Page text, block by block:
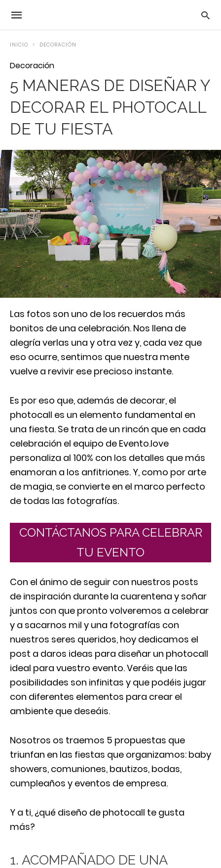
INICIO DECORACIÓN
Decoración
5 MANERAS DE DISEÑAR Y
DECORAR EL PHOTOCALL
DE TU FIESTA
Las fotos son uno de los recuerdos más
bonitos de una celebración. Nos llena de
alegría verlas una y otra vez y, cada vez que
eso ocurre, sentimos que nuestra mente
vuelve a revivir ese precioso instante.
Es por eso que, además de decorar, el
photocall es un elemento fundamental en
una fiesta. Se trata de un rincón que en cada
celebración el equipo de Evento.love
personaliza al 100% con los detalles que más
enamoran a los anfitriones. Y, como por arte
de magia, se convierte en el marco perfecto
de todas las fotografías.
CONTÁCTANOS PARA CELEBRAR
TU EVENTO
Con el ánimo de seguir con nuestros posts
de inspiración durante la cuarentena y soñar
juntos con que pronto volveremos a celebrar
y a sacarnos mil y una fotografías con
nuestros seres queridos, hoy dedicamos el
post a daros ideas para diseñar un photocall
ideal para vuestro evento. Veréis que las
posibilidades son infinitas y que podéis jugar
con diferentes elementos para crear el
ambiente que deseáis.
Nosotros os traemos 5 propuestas que
triunfan en las fiestas que organizamos: baby
showers, comuniones, bautizos, bodas,
cumpleaños y eventos de empresa.
Y a ti, ¿qué diseño de photocall te gusta
más?
1. ACOMPAÑADO DE UNA